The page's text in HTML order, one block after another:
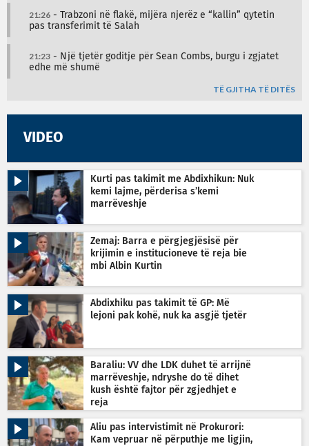
21:26 - Trabzoni në flakë, mijëra njerëz e “kallin” qytetin
pas transferimit të Salah
21:23 - Një tjetër goditje për Sean Combs, burgu i zgjatet
edhe më shumë
TË GJITHA TË DITËS
VIDEO
Kurti pas takimit me Abdixhikun: Nuk
kemi lajme, përderisa s’kemi
marrëveshje
Zemaj: Barra e përgjegjësisë për
krijimin e institucioneve të reja bie
mbi Albin Kurtin
Abdixhiku pas takimit të GP: Më
lejoni pak kohë, nuk ka asgjë tjetër
Baraliu: VV dhe LDK duhet të arrijnë
marrëveshje, ndryshe do të dihet
kush është fajtor për zgjedhjet e
reja
Aliu pas intervistimit në Prokurori:
Kam vepruar në përputhje me ligjin,